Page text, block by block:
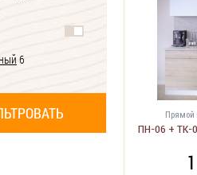
6
Прямой
ПН-06 + ТК-